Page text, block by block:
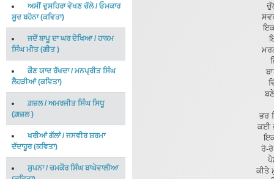
ਅਸੀਂ ਦੁਸਹਿਰਾ ਵੇਖਣ ਚੱਲੇ/ਓਮਕਾਰ
ਸੂਦ ਬਹੋਨਾ(ਕਵਿਤਾ)
ਜਦੋਂ ਬਾਪੂ ਦਾ ਘਰ ਦੇਖਿਆ/ ਹਾਕਮ
ਸਿੰਘ ਮੀਤ(ਗੀਤ)
ਕੌਣ ਯਾਦ ਰੱਖਦਾ/ਮਨਪ੍ਰੀਤ ਸਿੰਘ
ਲੈਹੜੀਆਂ(ਕਵਿਤਾ)
ਗ਼ਜ਼ਲ/ ਅਮਰਜੀਤ ਸਿੰਘ ਸਿਧੂ
(ਗ਼ਜ਼ਲ)
ਖਰੀਆਂ ਗੱਲਾਂ/ਜਸਵੀਰ ਸ਼ਰਮਾ
ਦੱਦਾਹੂਰ(ਕਵਿਤਾ)
ਸੁਪਨਾ/ ਚਮਕੌਰ ਸਿੰਘ ਬਾਘੇਵਾਲੀਆ
ਭਰ
ਕਈ
ਰੋ-
ਕੀਤੇ